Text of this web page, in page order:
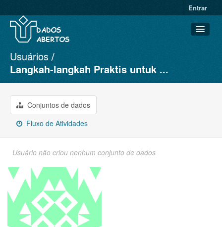
Entrar
Conjuntos de dados
Organizações
Sobre
Usuários
Langkah-langkah Praktis untuk ...
Conjuntos de dados
Fluxo de Atividades
Usuário não criou nenhum conjunto de dados